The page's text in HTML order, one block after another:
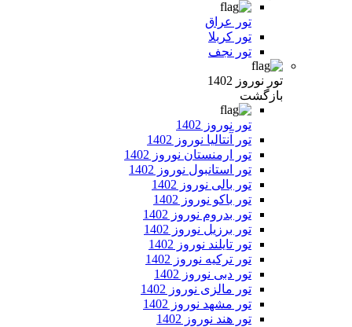
تور عراق
تور کربلا
تور نجف
تور نوروز 1402
بازگشت
تور نوروز 1402
تور آنتالیا نوروز 1402
تور ارمنستان نوروز 1402
تور استانبول نوروز 1402
تور بالی نوروز 1402
تور باکو نوروز 1402
تور بدروم نوروز 1402
تور برزیل نوروز 1402
تور تایلند نوروز 1402
تور ترکیه نوروز 1402
تور دبی نوروز 1402
تور مالزی نوروز 1402
تور مشهد نوروز 1402
تور هند نوروز 1402